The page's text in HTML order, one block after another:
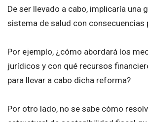
De ser llevado a cabo, implicaría una
sistema de salud con consecuencias
Por ejemplo, ¿cómo abordará los
jurídicos y con qué recursos
para llevar a cabo dicha reforma?
Por otro lado, no se sabe cómo